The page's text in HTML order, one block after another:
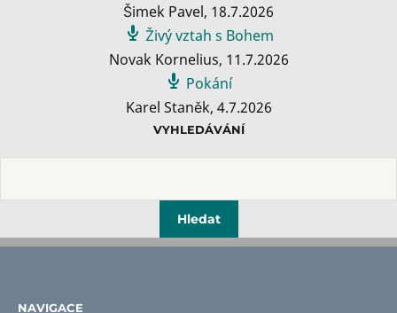
Šimek Pavel, 18.7.2026
Živý vztah s Bohem
Novak Kornelius, 11.7.2026
Pokání
Karel Staněk, 4.7.2026
VYHLEDÁVÁNÍ
NAVIGACE